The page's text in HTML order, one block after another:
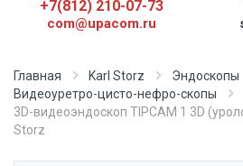
+7(812) 210-07-73
com@upacom.ru
Главная Karl Storz
Эндоскопы
Видеоуретро-цисто-нефро-скопы
3D-видеоэндоскоп TIPCAM 1 3D
Storz